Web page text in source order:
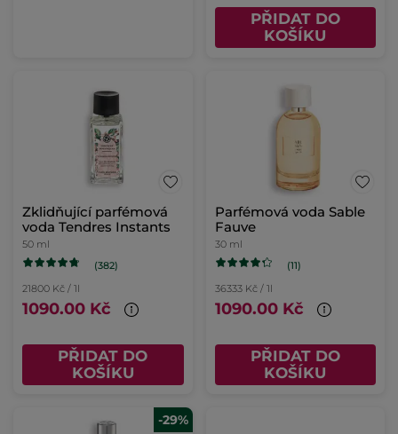
PŘIDAT DO
KOŠÍKU
Zklidňující parfémová
voda Tendres Instants
50 ml
(382)
21800 Kč / 1l
1090.00 Kč
PŘIDAT DO
KOŠÍKU
Parfémová voda Sable
Fauve
30 ml
(11)
36333 Kč / 1l
1090.00 Kč
PŘIDAT DO
KOŠÍKU
-29%